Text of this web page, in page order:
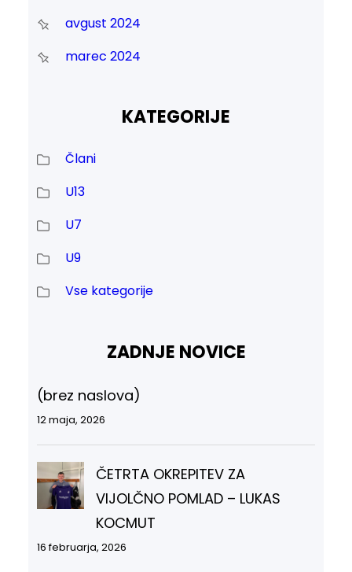
avgust 2024
marec 2024
KATEGORIJE
Člani
U13
U7
U9
Vse kategorije
ZADNJE NOVICE
(brez naslova)
12 maja, 2026
ČETRTA OKREPITEV ZA
VIJOLČNO POMLAD – LUKAS
KOCMUT
16 februarja, 2026